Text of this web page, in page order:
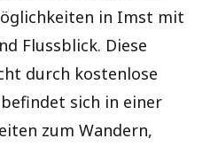
in Imst mit
Flussblick. Diese
durch kostenlose
sich in einer
zum Wandern,